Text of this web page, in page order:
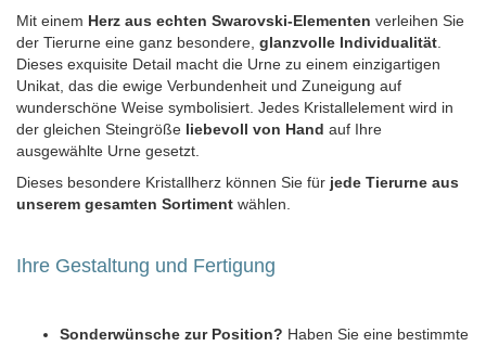
Mit einem Herz aus echten Swarovski-Elementen verleihen Sie
der Tierurne eine ganz besondere, glanzvolle Individualität.
Dieses exquisite Detail macht die Urne zu einem einzigartigen
Unikat, das die ewige Verbundenheit und Zuneigung auf
wunderschöne Weise symbolisiert. Jedes Kristallelement wird in
der gleichen Steingröße liebevoll von Hand auf Ihre
ausgewählte Urne gesetzt.
Dieses besondere Kristallherz können Sie für jede Tierurne aus
unserem gesamten Sortiment wählen.
Ihre Gestaltung und Fertigung
Sonderwünsche zur Position? Haben Sie eine bestimmte